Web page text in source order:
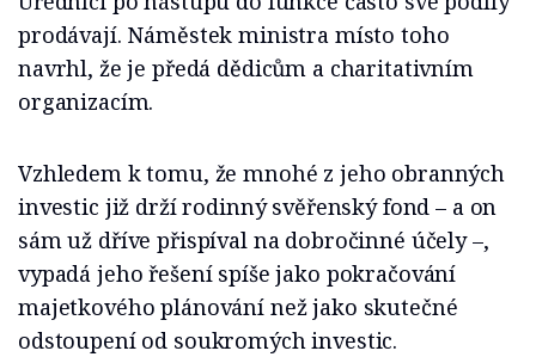
prodávají. Náměstek ministra místo toho
navrhl, že je předá dědicům a charitativním
organizacím.
Vzhledem k tomu, že mnohé z jeho obranných
investic již drží rodinný svěřenský fond – a on
sám už dříve přispíval na dobročinné účely –,
vypadá jeho řešení spíše jako pokračování
majetkového plánování než jako skutečné
odstoupení od soukromých investic.